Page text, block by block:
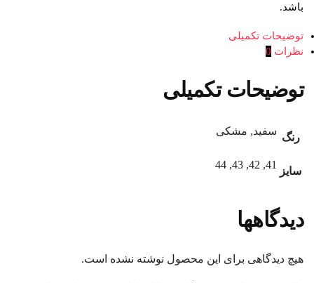
باشد.
توضیحات تکمیلی
نظرات 0
توضیحات تکمیلی
رنگ
سفید, مشکی
سایز
41, 42, 43, 44
دیدگاهها
هیچ دیدگاهی برای این محصول نوشته نشده است.